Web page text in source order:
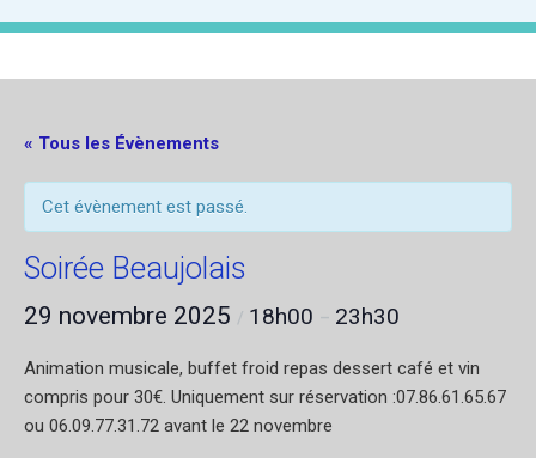
« Tous les Évènements
Cet évènement est passé.
Soirée Beaujolais
29 novembre 2025 / 18h00 – 23h30
Animation musicale, buffet froid repas dessert café et vin
compris pour 30€. Uniquement sur réservation :07.86.61.65.67
ou 06.09.77.31.72 avant le 22 novembre